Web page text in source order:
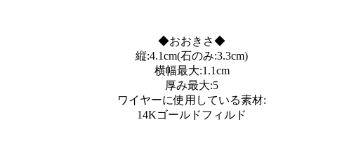
◆おおきさ◆
縦:4.1cm(石のみ:3.3cm)
横幅最大:1.1cm
厚み最大:5
ワイヤーに使用している素材:
14Kゴールドフィルド